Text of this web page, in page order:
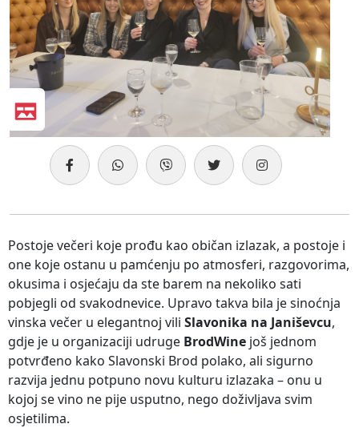
Postoje večeri koje prođu kao običan izlazak, a postoje i
one koje ostanu u pamćenju po atmosferi, razgovorima,
okusima i osjećaju da ste barem na nekoliko sati
pobjegli od svakodnevice. Upravo takva bila je sinoćnja
vinska večer u elegantnoj vili Slavonika na Janiševcu,
gdje je u organizaciji udruge BrodWine još jednom
potvrđeno kako Slavonski Brod polako, ali sigurno
razvija jednu potpuno novu kulturu izlazaka – onu u
kojoj se vino ne pije usputno, nego doživljava svim
osjetilima.